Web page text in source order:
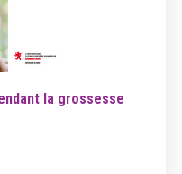
la grossesse